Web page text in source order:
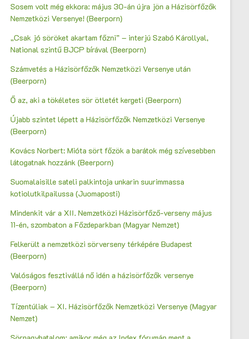
Sosem volt még ekkora: május 30-án újra jön a Házisörfőzők
Nemzetközi Versenye! (Beerporn)
„Csak jó söröket akartam főzni” – interjú Szabó Károllyal,
National szintű BJCP bírával (Beerporn)
Számvetés a Házisörfőzők Nemzetközi Versenye után
(Beerporn)
Ő az, aki a tökéletes sör ötletét kergeti (Beerporn)
Újabb szintet lépett a Házisörfőzők Nemzetközi Versenye
(Beerporn)
Kovács Norbert: Mióta sört főzök a barátok még szívesebben
látogatnak hozzánk (Beerporn)
Suomalaisille sateli palkintoja unkarin suurimmassa
kotiolutkilpailussa (Juomaposti)
Mindenkit vár a XII. Nemzetközi Házisörfőző-verseny május
11-én, szombaton a Főzdeparkban (Magyar Nemzet)
Felkerült a nemzetközi sörverseny térképére Budapest
(Beerporn)
Valóságos fesztivállá nő idén a házisörfőzők versenye
(Beerporn)
Tízentúliak – XI. Házisörfőzők Nemzetközi Versenye (Magyar
Nemzet)